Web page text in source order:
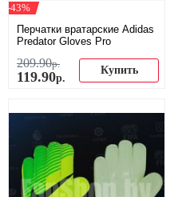
-43%
Перчатки вратарские Adidas
Predator Gloves Pro
209.90р.
119.90р.
Купить